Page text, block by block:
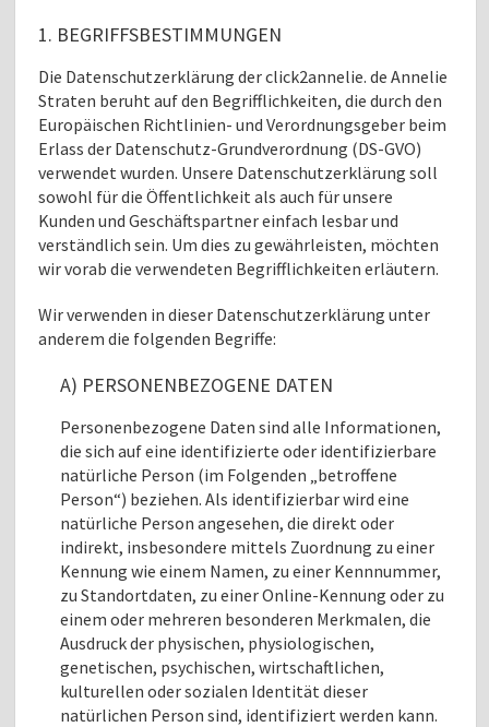
1. BEGRIFFSBESTIMMUNGEN
Die Datenschutzerklärung der click2annelie. de Annelie
Straten beruht auf den Begrifflichkeiten, die durch den
Europäischen Richtlinien- und Verordnungsgeber beim
Erlass der Datenschutz-Grundverordnung (DS-GVO)
verwendet wurden. Unsere Datenschutzerklärung soll
sowohl für die Öffentlichkeit als auch für unsere
Kunden und Geschäftspartner einfach lesbar und
verständlich sein. Um dies zu gewährleisten, möchten
wir vorab die verwendeten Begrifflichkeiten erläutern.
Wir verwenden in dieser Datenschutzerklärung unter
anderem die folgenden Begriffe:
A) PERSONENBEZOGENE DATEN
Personenbezogene Daten sind alle Informationen,
die sich auf eine identifizierte oder identifizierbare
natürliche Person (im Folgenden „betroffene
Person“) beziehen. Als identifizierbar wird eine
natürliche Person angesehen, die direkt oder
indirekt, insbesondere mittels Zuordnung zu einer
Kennung wie einem Namen, zu einer Kennnummer,
zu Standortdaten, zu einer Online-Kennung oder zu
einem oder mehreren besonderen Merkmalen, die
Ausdruck der physischen, physiologischen,
genetischen, psychischen, wirtschaftlichen,
kulturellen oder sozialen Identität dieser
natürlichen Person sind, identifiziert werden kann.